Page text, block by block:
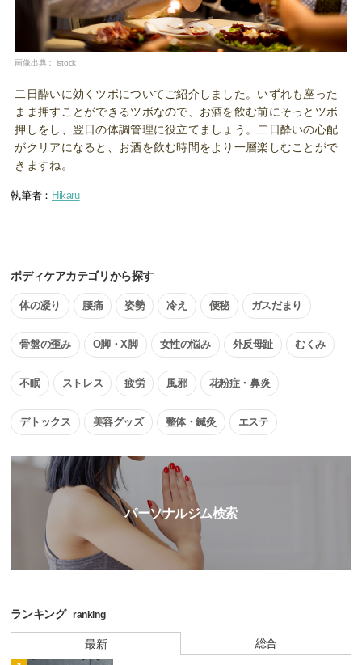
画像出典： istock
二日酔いに効くツボについてご紹介しました。いずれも座った
まま押すことができるツボなので、お酒を飲む前にそっとツボ
押しをし、翌日の体調管理に役立てましょう。二日酔いの心配
がクリアになると、お酒を飲む時間をより一層楽しむことがで
きますね。
執筆者： Hikaru
ボディケアカテゴリから探す
体の凝り 腰痛 姿勢 冷え 便秘 ガスだまり
骨盤の歪み O脚・X脚 女性の悩み 外反母趾 むくみ
不眠 ストレス 疲労 風邪 花粉症・鼻炎
デトックス 美容グッズ 整体・鍼灸 エステ
パーソナルジム検索
ランキング ranking
最新 総合